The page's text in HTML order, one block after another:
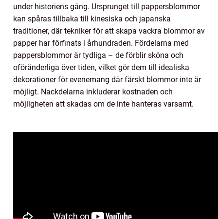
under historiens gång. Ursprunget till pappersblommor
kan spåras tillbaka till kinesiska och japanska
traditioner, där tekniker för att skapa vackra blommor av
papper har förfinats i århundraden. Fördelarna med
pappersblommor är tydliga – de förblir sköna och
oföränderliga över tiden, vilket gör dem till idealiska
dekorationer för evenemang där färskt blommor inte är
möjligt. Nackdelarna inkluderar kostnaden och
möjligheten att skadas om de inte hanteras varsamt.